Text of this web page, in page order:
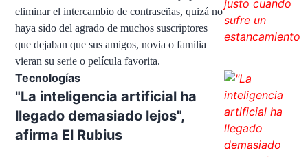
eliminar el intercambio de contraseñas, quizá no
haya sido del agrado de muchos suscriptores
que dejaban que sus amigos, novia o familia
vieran su serie o película favorita.
Tecnologías
"La inteligencia artificial ha
llegado demasiado lejos",
afirma El Rubius